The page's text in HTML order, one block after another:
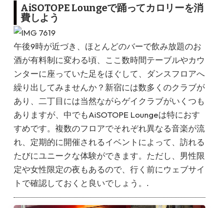
AiSOTOPE Loungeで踊ってカロリーを消
費しよう
午後9時が近づき、ほとんどのバーで飲み放題のお
酒が有料制に変わる頃、ここ数時間テーブルやカウ
ンターに座っていた足をほぐして、ダンスフロアへ
繰り出してみませんか？新宿には数多くのクラブが
あり、二丁目には当然ながらゲイクラブがいくつも
ありますが、中でもAiSOTOPE Loungeは特におす
すめです。複数のフロアでそれぞれ異なる音楽が流
れ、定期的に開催されるイベントによって、訪れる
たびにユニークな体験ができます。ただし、男性限
定や女性限定の夜もあるので、行く前にウェブサイ
トで確認しておくと良いでしょう。.